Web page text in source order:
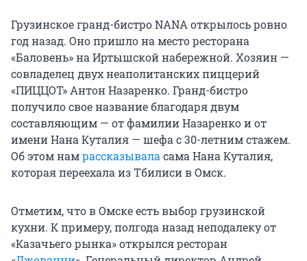
Грузинское гранд-бистро NANA открылось ровно
год назад. Оно пришло на место ресторана
«Баловень» на Иртышской набережной. Хозяин —
совладелец двух неаполитанских пиццерий
«ПИЦЦОТ» Антон Назаренко. Гранд-бистро
получило свое название благодаря двум
составляющим — от фамилии Назаренко и от
имени Нана Куталия — шефа с 30-летним стажем.
Об этом намрассказываласама Нана Куталия,
которая переехала из Тбилиси в Омск.
Отметим, что в Омске есть выбор грузинской
кухни. К примеру, полгода назад неподалеку от
«Казачьего рынка» открылся ресторан